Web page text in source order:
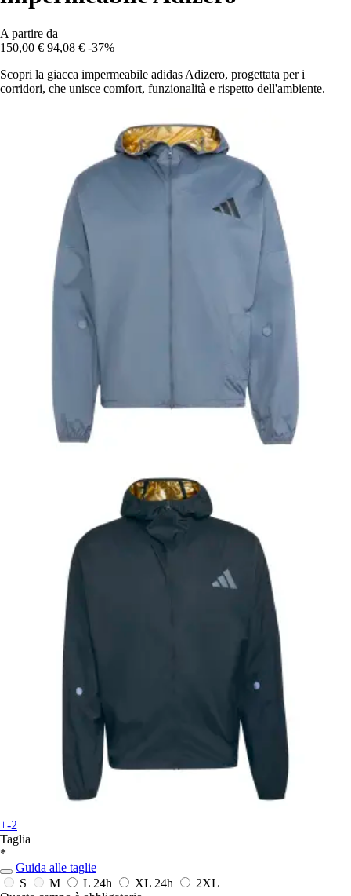
A partire da
150,00 € 94,08 € -37%
Scopri la giacca impermeabile adidas Adizero, progettata per i
corridori, che unisce comfort, funzionalità e rispetto dell'ambiente.
+-2
Taglia
*
Guida alle taglie
S
M L 24h XL 24h
2XL